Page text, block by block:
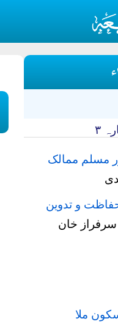
مسلم ممالک
و تدوین
سرفراز خان
ملا